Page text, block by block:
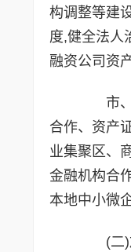
构调整等建
度,健全法人
融资公司资
市、
合作、资产
业集聚区、
金融机构合
本地中小微
(二)加